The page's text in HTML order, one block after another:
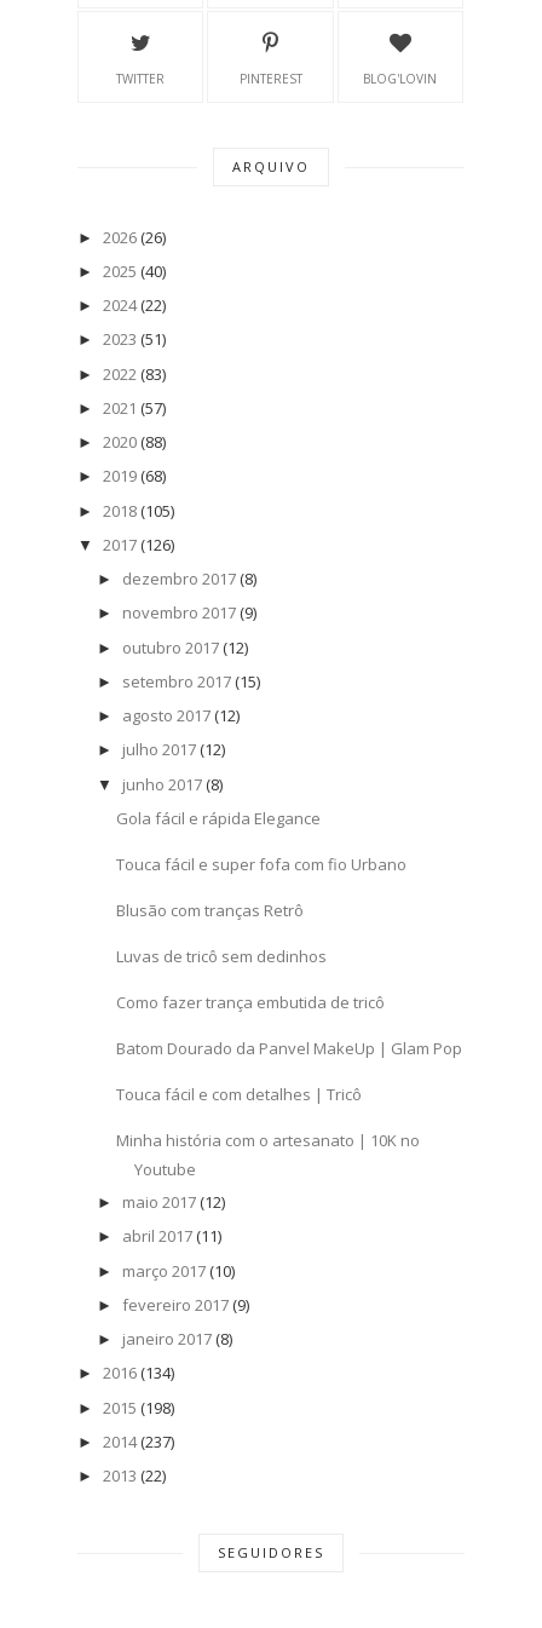
TWITTER PINTEREST BLOG'LOVIN
ARQUIVO
► 2026 (26)
► 2025 (40)
► 2024 (22)
► 2023 (51)
► 2022 (83)
► 2021 (57)
► 2020 (88)
► 2019 (68)
► 2018 (105)
▼ 2017 (126)
► dezembro 2017 (8)
► novembro 2017 (9)
► outubro 2017 (12)
► setembro 2017 (15)
► agosto 2017 (12)
► julho 2017 (12)
▼ junho 2017 (8)
Gola fácil e rápida Elegance
Touca fácil e super fofa com fio Urbano
Blusão com tranças Retrô
Luvas de tricô sem dedinhos
Como fazer trança embutida de tricô
Batom Dourado da Panvel MakeUp | Glam Pop
Touca fácil e com detalhes | Tricô
Minha história com o artesanato | 10K no
Youtube
► maio 2017 (12)
► abril 2017 (11)
► março 2017 (10)
► fevereiro 2017 (9)
► janeiro 2017 (8)
► 2016 (134)
► 2015 (198)
► 2014 (237)
► 2013 (22)
SEGUIDORES